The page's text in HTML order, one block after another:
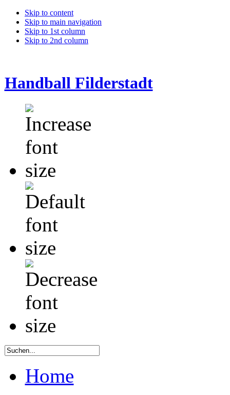
Skip to content
Skip to main navigation
Skip to 1st column
Skip to 2nd column
Handball Filderstadt
Home